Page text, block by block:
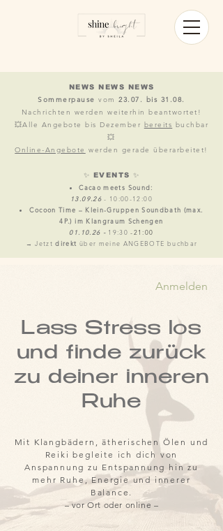
NEWS NEWS NEWS
Sommerpause vom23.07. bis 31.08.
Nachrichten werden weiterhin beantwortet!
💥Alle Angebote bis Dezember bereits buchbar
💥
​​Online-Angebote werden gerade überarbeitet!
​✨ EVENTS ✨
Cacao meets Sound:
13.09.26- 10:00-12:00
Cocoon Time – Klein-Gruppen Soundbath (max.
4P.) im Klangraum Schengen
01.10.26 - 19:30 ​​-21:00
→ Jetztdirekt über meine ANGEBOTE buchbar​
Anmelden
Lass Stress los
und finde zurück
zu deiner inneren
Ruhe
Mit Klangbädern, ätherischen Ölen und
Reiki begleite ich dich von
Anspannung zu Entspannung hin zu
mehr Ruhe, Energie und innerer
Balance.
– vor Ort oder online –